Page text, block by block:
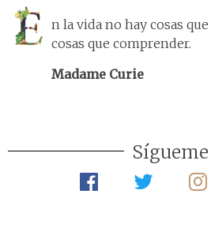
n la vida no hay cosas
cosas que comprender.
Madame Curie
Sígueme